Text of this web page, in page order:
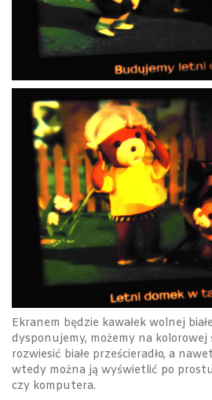
Ekranem będzie kawałek wolnej
dysponujemy, możemy na kolorowej
rozwiesić białe prześcieradło, a
wtedy można ją wyświetlić po
czy komputera.